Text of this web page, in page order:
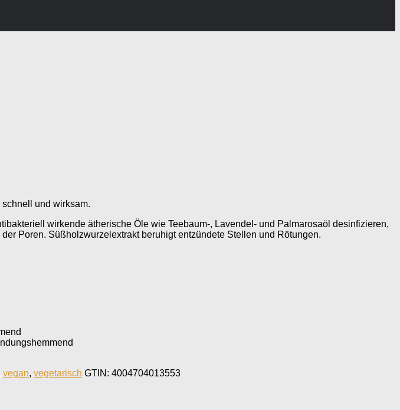
und wirksam.
wirkende ätherische Öle wie Teebaum-, Lavendel- und Palmarosaöl desinfizieren,
Poren. Süßholzwurzelextrakt beruhigt entzündete Stellen und Rötungen.
vegan, vegetarisch GTIN: 4004704013553